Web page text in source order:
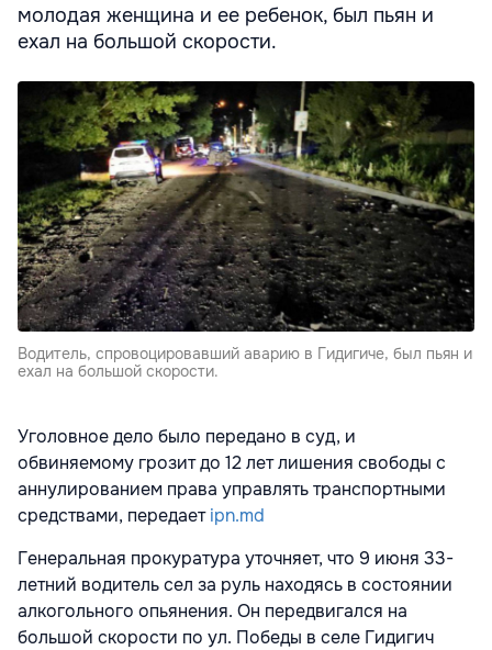
молодая женщина и ее ребенок, был пьян и
ехал на большой скорости.
Водитель, спровоцировавший аварию в Гидигиче, был пьян и
ехал на большой скорости.
Уголовное дело было передано в суд, и
обвиняемому грозит до 12 лет лишения свободы с
аннулированием права управлять транспортными
средствами, передаетipn.md
Генеральная прокуратура уточняет, что 9 июня 33-
летний водитель сел за руль находясь в состоянии
алкогольного опьянения. Он передвигался на
большой скорости по ул. Победы в селе Гидигич